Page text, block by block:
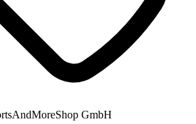
GmbH